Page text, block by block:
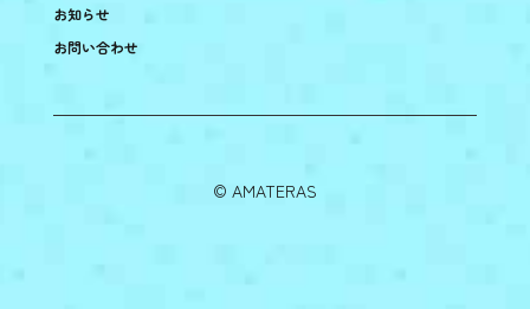
お知らせ
お問い合わせ
©︎ AMATERAS